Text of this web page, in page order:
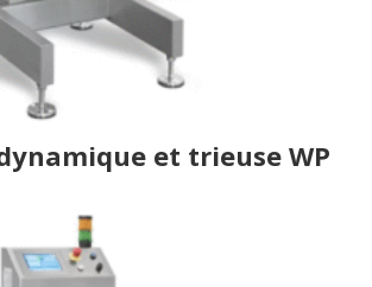
et trieuse WP